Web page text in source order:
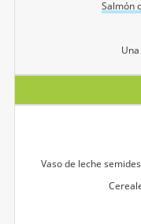
Salmón
Vaso de leche